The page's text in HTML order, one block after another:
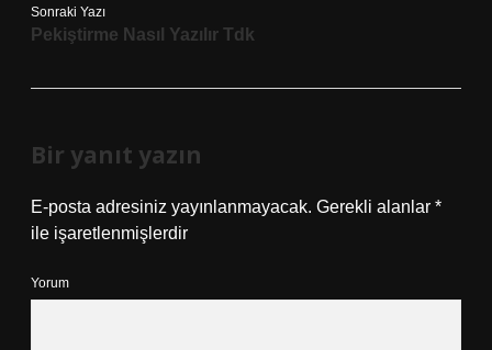
Sonraki Yazı
Pekiştirme Nasıl Yazılır Tdk
Bir yanıt yazın
E-posta adresiniz yayınlanmayacak. Gerekli alanlar *
ile işaretlenmişlerdir
Yorum